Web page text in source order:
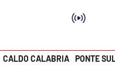
CALDO CALABRIA PONTE